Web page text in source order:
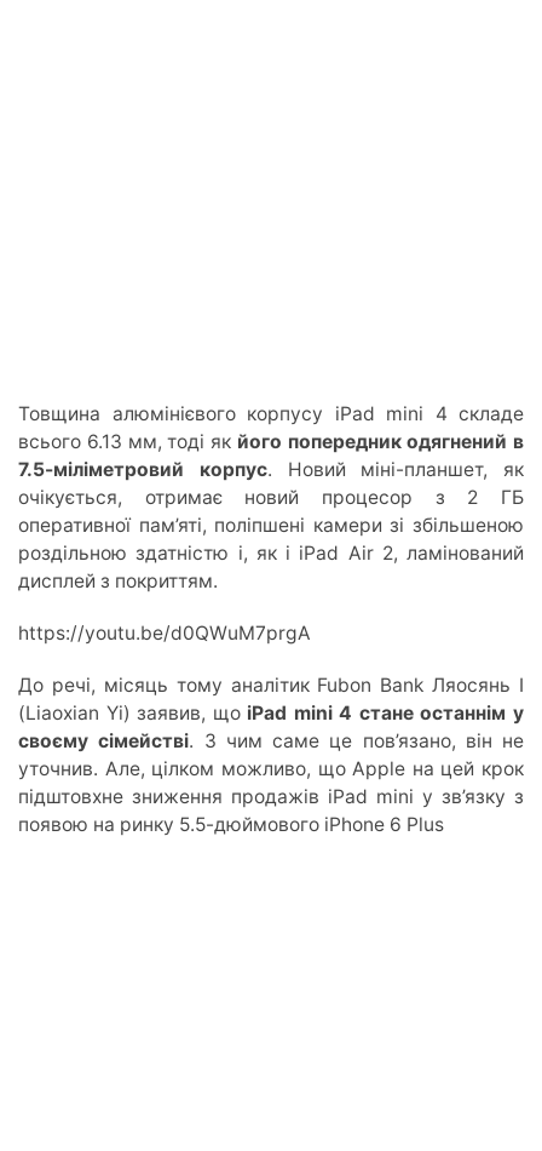
Товщина алюмінієвого корпусу iPad mini 4 складе
всього 6.13 мм, тоді як його попередник одягнений в
7.5-міліметровий корпус. Новий міні-планшет, як
очікується, отримає новий процесор з 2 ГБ
оперативної пам’яті, поліпшені камери зі збільшеною
роздільною здатністю і, як і iPad Air 2, ламінований
дисплей з покриттям.
https://youtu.be/d0QWuM7prgA
До речі, місяць тому аналітик Fubon Bank Ляосянь І
(Liaoxian Yi) заявив, що iPad mini 4 стане останнім у
своєму сімействі. З чим саме це пов’язано, він не
уточнив. Але, цілком можливо, що Apple на цей крок
підштовхне зниження продажів iPad mini у зв’язку з
появою на ринку 5.5-дюймового iPhone 6 Plus